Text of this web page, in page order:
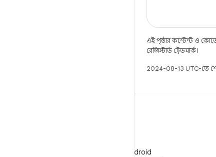
এই পৃষ্ঠার কন্টেন্ট ও
রেজিস্টার্ড ট্রেডমার্ক।
2024-08-13 UTC-তে
WeChat-এ Android